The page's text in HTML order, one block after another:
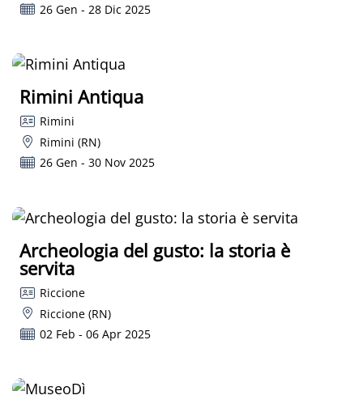
26 Gen - 28 Dic 2025
Rimini Antiqua
Rimini
Rimini (RN)
26 Gen - 30 Nov 2025
Archeologia del gusto: la storia è
servita
Riccione
Riccione (RN)
02 Feb - 06 Apr 2025